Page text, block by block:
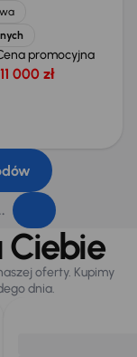
promocyjna
000 zł
oferty. Kupimy
dnia.